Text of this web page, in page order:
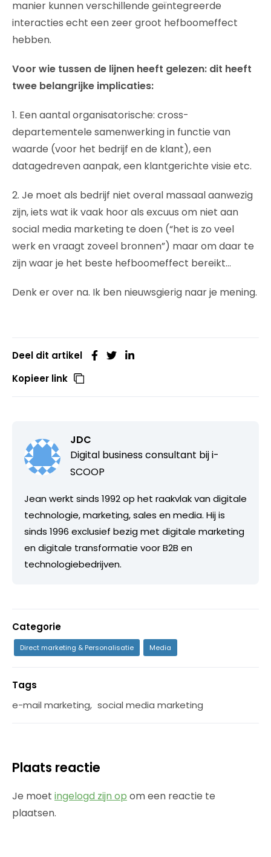
manier kunnen verschillende geïntegreerde
interacties echt een zeer groot hefboomeffect
hebben.
Voor wie tussen de lijnen heeft gelezen: dit heeft
twee belangrijke implicaties:
1. Een aantal organisatorische: cross-
departementele samenwerking in functie van
waarde (voor het bedrijf en de klant), een
datagedreven aanpak, een klantgerichte visie etc.
2. Je moet als bedrijf niet overal massaal aanwezig
zijn, iets wat ik vaak hoor als excuus om niet aan
social media marketing te doen (“het is zo veel
werk en vraagt zoveel bronnen”) maar om daar te
zijn waar je het beste hefboomeffect bereikt…
Denk er over na. Ik ben nieuwsgierig naar je mening.
Deel dit artikel
Kopieer link
JDC
Digital business consultant biji-
SCOOP
Jean werkt sinds 1992 op het raakvlak van digitale
technologie, marketing, sales en media. Hij is
sinds 1996 exclusief bezig met digitale marketing
en digitale transformatie voor B2B en
technologiebedrijven.
Categorie
Direct marketing & Personalisatie Media
Tags
e-mail marketing, social media marketing
Plaats reactie
Je moet ingelogd zijn op om een reactie te
plaatsen.